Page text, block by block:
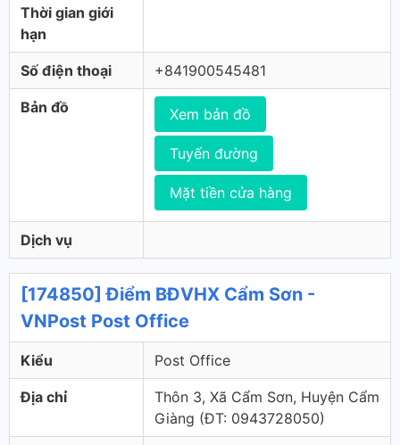
Thời gian giới
hạn
Số điện thoại +841900545481
Bản đồ Xem bản đồ
Tuyến đường
Mặt tiền cửa hàng
Dịch vụ
[174850] Điểm BĐVHX Cẩm Sơn -
VNPost Post Office
Kiểu Post Office
Địa chỉ
Thôn 3, Xã Cẩm Sơn, Huyện Cẩm
Giàng (ÐT: 0943728050)